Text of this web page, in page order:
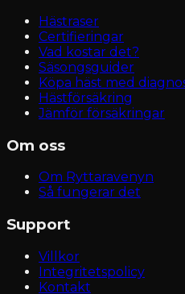
Hästraser
Certifieringar
Vad kostar det?
Säsongsguider
Köpa häst med
Hästförsäkring
Jämför försäkringar
Om oss
Om Ryttaravenyn
Så fungerar det
Support
Villkor
Integritetspolicy
Kontakt